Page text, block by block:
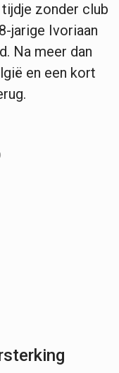
zonder club
jarige Ivoriaan
Na meer dan
en een kort